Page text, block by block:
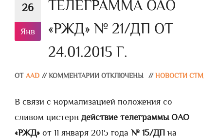
26
Янв
ТЕЛЕГРАММА ОАО
«РЖД» № 21/ДП ОТ
24.01.2015 Г.
ОТ AAD // КОММЕНТАРИИ ОТКЛЮЧЕНЫ // НОВОСТИ СТМ
В связи с нормализацией положения со
сливом цистерн действие телеграммы ОАО
«РЖД» от 11 января 2015 года № 15/ДП на